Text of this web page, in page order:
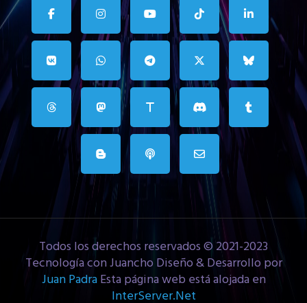
Todos los derechos reservados © 2021-2023
Tecnología con Juancho Diseño & Desarrollo por
Juan PadraEsta página web está alojada en
InterServer.Net